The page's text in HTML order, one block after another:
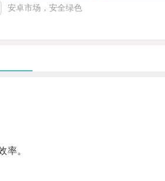
安卓市场，安全绿色
率。